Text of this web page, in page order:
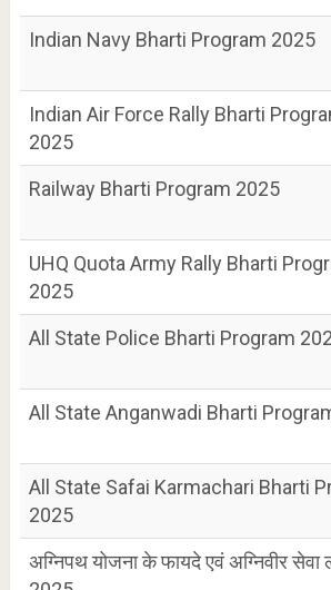
Indian Navy Bharti Program 2025
Indian Air Force Rally Bharti
2025
Railway Bharti Program 2025
UHQ Quota Army Rally Bharti
2025
All State Police Bharti Program
All State Anganwadi Bharti
All State Safai Karmachari Bharti
2025
अग्निपथ योजना के फायदे एवं अग्निवीर सेवा